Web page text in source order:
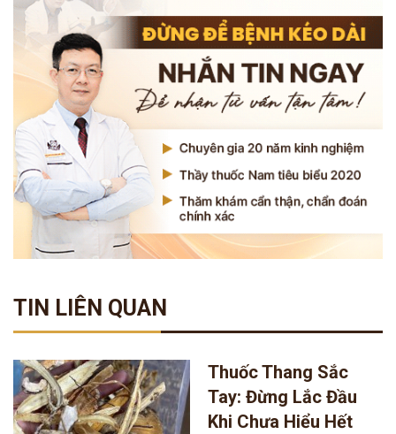
TIN LIÊN QUAN
Thuốc Thang Sắc
Tay: Đừng Lắc Đầu
Khi Chưa Hiểu Hết